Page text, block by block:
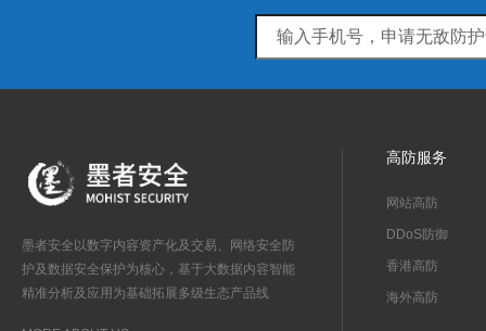
墨者安全以数字内容资产化及交易、网络安全防
护及数据安全保护为核心，基于大数据内容智能
精准分析及应用为基础拓展多级生态产品线
高防服务
网站高防
DDoS防御
香港高防
海外高防